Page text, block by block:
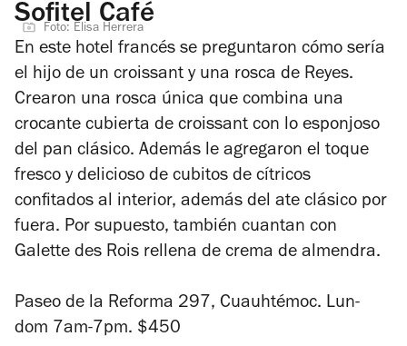
Sofitel Café
Foto: Elisa Herrera
En este hotel francés se preguntaron cómo sería
el hijo de un croissant y una rosca de Reyes.
Crearon una rosca única que combina una
crocante cubierta de croissant con lo esponjoso
del pan clásico. Además le agregaron el toque
fresco y delicioso de cubitos de cítricos
confitados al interior, además del ate clásico por
fuera. Por supuesto, también cuantan con
Galette des Rois rellena de crema de almendra.
Paseo de la Reforma 297, Cuauhtémoc. Lun-
dom 7am-7pm. $450